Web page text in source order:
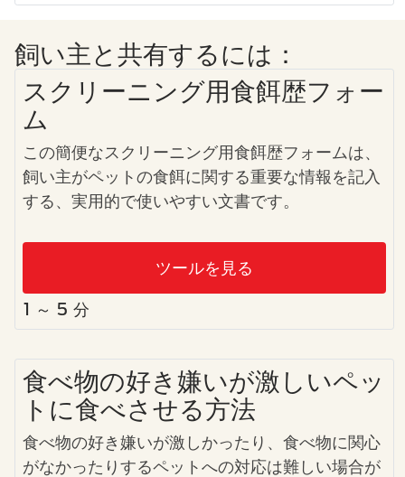
飼い主と共有するには：
スクリーニング用食餌歴フォー
ム
この簡便なスクリーニング用食餌歴フォームは、
飼い主がペットの食餌に関する重要な情報を記入
する、実用的で使いやすい文書です。
ツールを見る
1 ～ 5 分
食べ物の好き嫌いが激しいペッ
トに食べさせる方法
食べ物の好き嫌いが激しかったり、食べ物に関心
がなかったりするペットへの対応は難しい場合が